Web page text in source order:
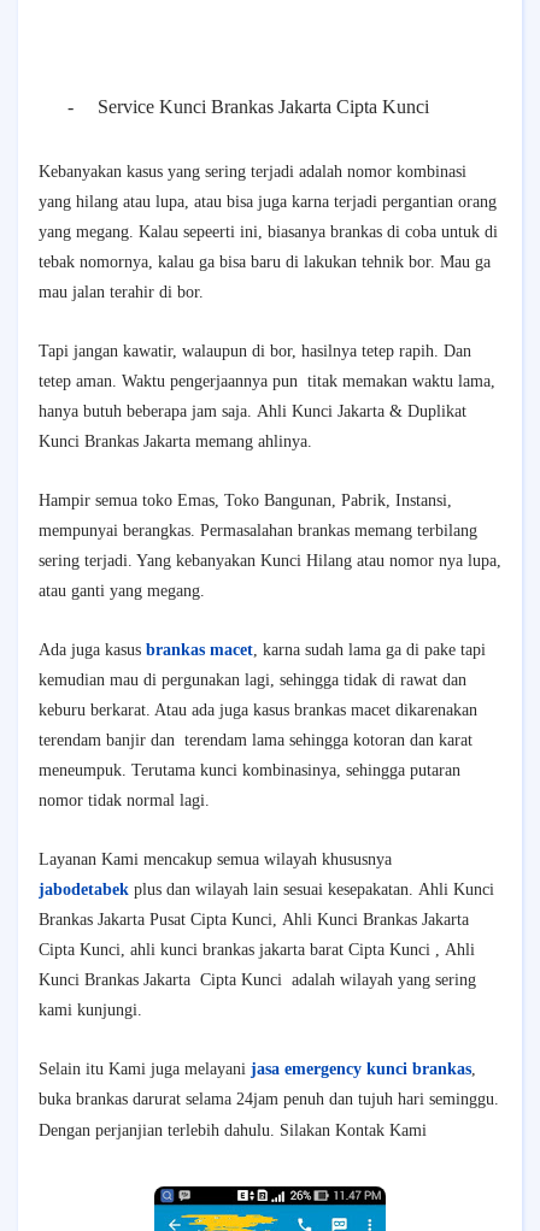
- Service Kunci Brankas Jakarta Cipta Kunci
Kebanyakan kasus yang sering terjadi adalah nomor kombinasi
yang hilang atau lupa, atau bisa juga karna terjadi pergantian orang
yang megang. Kalau sepeerti ini, biasanya brankas di coba untuk di
tebak nomornya, kalau ga bisa baru di lakukan tehnik bor. Mau ga
mau jalan terahir di bor.
Tapi jangan kawatir, walaupun di bor, hasilnya tetep rapih. Dan
tetep aman. Waktu pengerjaannya pun titak memakan waktu lama,
hanya butuh beberapa jam saja. Ahli Kunci Jakarta & Duplikat
Kunci Brankas Jakarta memang ahlinya.
Hampir semua toko Emas, Toko Bangunan, Pabrik, Instansi,
mempunyai berangkas. Permasalahan brankas memang terbilang
sering terjadi. Yang kebanyakan Kunci Hilang atau nomor nya lupa,
atau ganti yang megang.
Ada juga kasus brankas macet, karna sudah lama ga di pake tapi
kemudian mau di pergunakan lagi, sehingga tidak di rawat dan
keburu berkarat. Atau ada juga kasus brankas macet dikarenakan
terendam banjir dan terendam lama sehingga kotoran dan karat
meneumpuk. Terutama kunci kombinasinya, sehingga putaran
nomor tidak normal lagi.
Layanan Kami mencakup semua wilayah khususnya
jabodetabek plus dan wilayah lain sesuai kesepakatan. Ahli Kunci
Brankas Jakarta Pusat Cipta Kunci, Ahli Kunci Brankas Jakarta
Cipta Kunci, ahli kunci brankas jakarta barat Cipta Kunci , Ahli
Kunci Brankas Jakarta Cipta Kunci adalah wilayah yang sering
kami kunjungi.
Selain itu Kami juga melayani jasa emergency kunci brankas,
buka brankas darurat selama 24jam penuh dan tujuh hari seminggu.
Dengan perjanjian terlebih dahulu. Silakan Kontak Kami